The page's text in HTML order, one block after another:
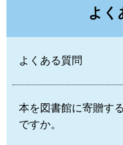
よく
よくある質問
本を図書館に寄贈す
ですか。